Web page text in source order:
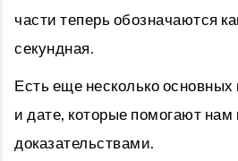
части теперь обозначаются
секундная.
Есть еще несколько
и дате, которые помогают нам
доказательствами.